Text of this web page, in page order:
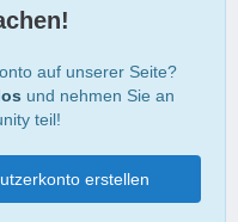
auf unserer Seite?
und nehmen Sie an
teil!
erstellen